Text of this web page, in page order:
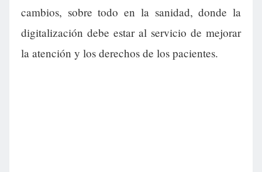
cambios, sobre todo en la sanidad, donde la
digitalización debe estar al servicio de mejorar
la atención y los derechos de los pacientes.